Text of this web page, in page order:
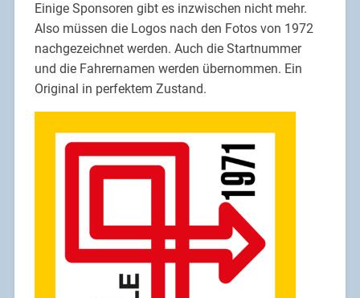
Einige Sponsoren gibt es inzwischen nicht mehr.
Also müssen die Logos nach den Fotos von 1972
nachgezeichnet werden. Auch die Startnummer
und die Fahrernamen werden übernommen. Ein
Original in perfektem Zustand.